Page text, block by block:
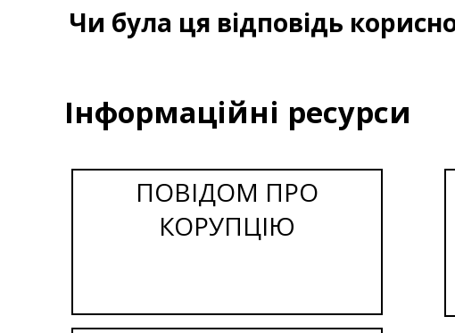
Чи була ця відповідь
Інформаційні ресурси
ПОВІДОМ ПРО
КОРУПЦІЮ